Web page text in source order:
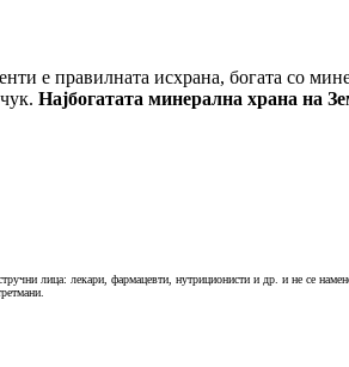
е правилната исхрана, богата со
Најбогатата минерална храна на
лица: лекари, фармацевти, нутриционисти и др. и не се